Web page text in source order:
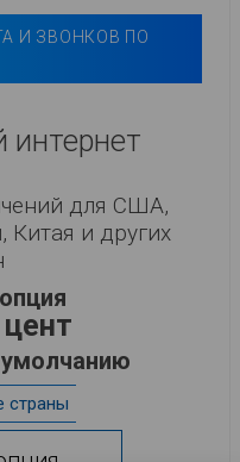
И ЗВОНКОВ ПО
для США,
и других
страны